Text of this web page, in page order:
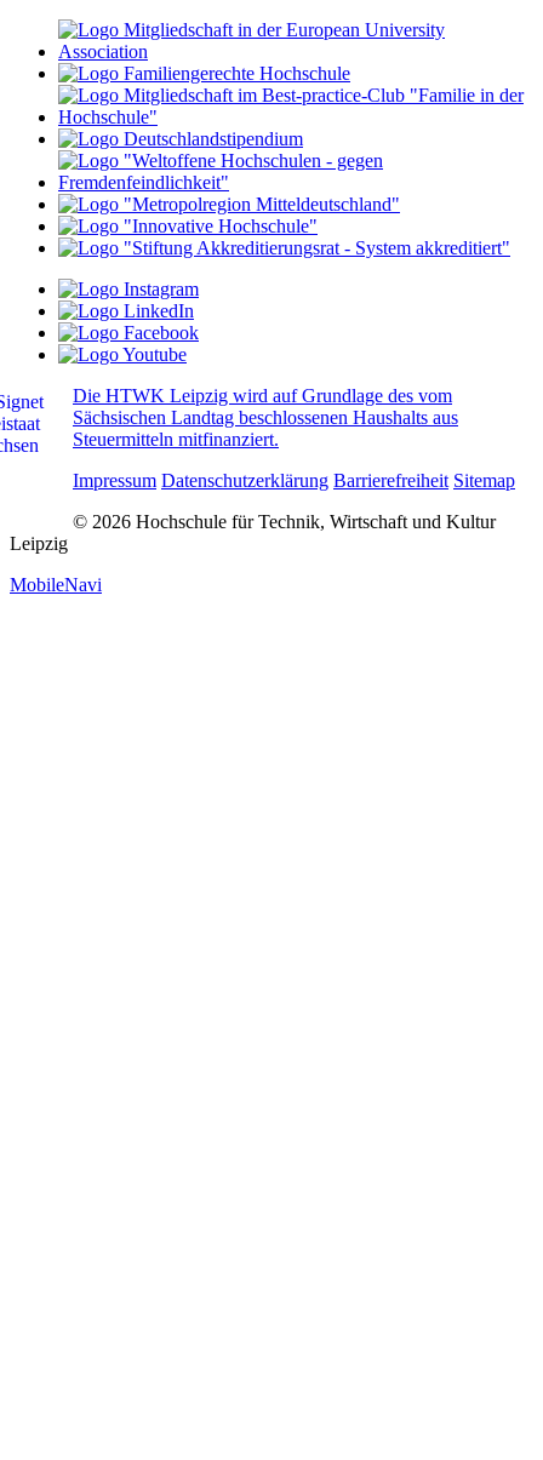
Die HTWK Leipzig wird auf Grundlage des vom
Sächsischen Landtag beschlossenen Haushalts aus
Steuermitteln mitfinanziert.
Impressum Datenschutzerklärung Barrierefreiheit Sitemap
© 2026 Hochschule für Technik, Wirtschaft und Kultur
Leipzig
MobileNavi